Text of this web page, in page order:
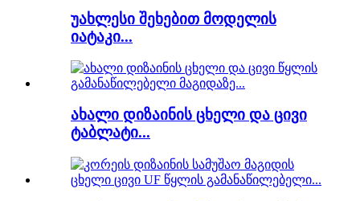
უახლესი შეხებით მოდელის
იატაკი...
ახალი დიზაინის ცხელი და ცივი
ტაბლატი...